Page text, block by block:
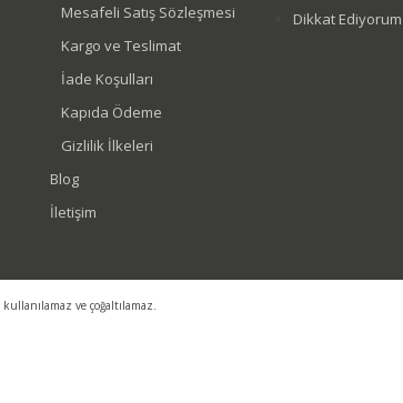
Mesafeli Satış Sözleşmesi
Kargo ve Teslimat
İade Koşulları
Kapıda Ödeme
Gizlilik İlkeleri
Blog
İletişim
Dikkat
ve çoğaltılamaz.